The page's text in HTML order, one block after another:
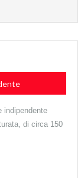
indipendente
di circa 150